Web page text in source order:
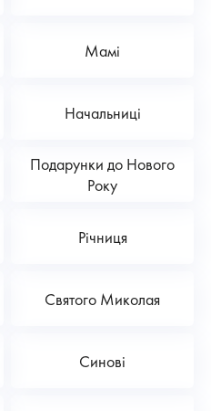
Мамі
Начальниці
Подарунки до Нового
Року
Річниця
Святого Миколая
Синові